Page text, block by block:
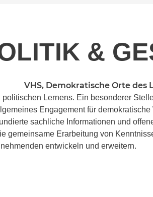
&
VHS, Demokratische Orte des
Lernens. Ein besonderer
Engagement für
sachliche Informationen und
gemeinsame Erarbeitung von
entwickeln und erweitern.